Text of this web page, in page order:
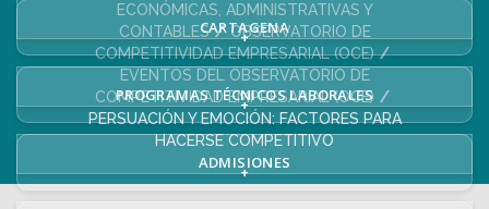
CARTAGENA
+
PROGRAMAS TÉCNICOS LABORALES
+
ADMISIONES
+
ECONÓMICAS, ADMINISTRATIVAS Y
CONTABLES
OBSERVATORIO DE
COMPETITIVIDAD EMPRESARIAL (OCE)
EVENTOS DEL OBSERVATORIO DE
COMPETITIVIDAD EMPRESARIAL (OCE)
PERSUACIÓN Y EMOCIÓN: FACTORES PARA
HACERSE COMPETITIVO